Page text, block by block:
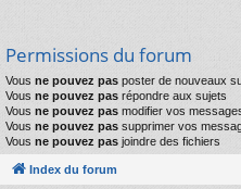
Permissions du forum
Vous ne pouvez pas poster de nouveaux
Vous ne pouvez pas répondre aux sujets
Vous ne pouvez pas modifier vos
Vous ne pouvez pas supprimer vos
Vous ne pouvez pas joindre des fichiers
Index du forum